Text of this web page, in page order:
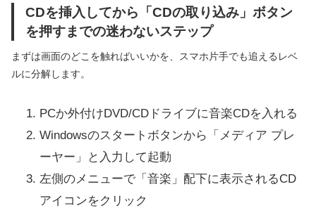
CDを挿入してから「CDの取り込み」ボタン
を押すまでの迷わないステップ
まずは画面のどこを触ればいいかを、スマホ片手でも追えるレベ
ルに分解します。
PCか外付けDVD/CDドライブに音楽CDを入れる
Windowsのスタートボタンから「メディア プレ
ーヤー」と入力して起動
左側のメニューで「音楽」配下に表示されるCD
アイコンをクリック